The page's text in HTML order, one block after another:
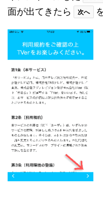
面が出てきたら
次へ